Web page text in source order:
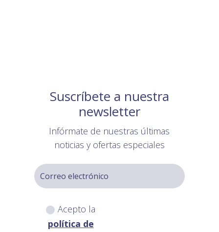
Suscríbete a nuestra
newsletter
Infórmate de nuestras últimas
noticias y ofertas especiales
Acepto la
política de